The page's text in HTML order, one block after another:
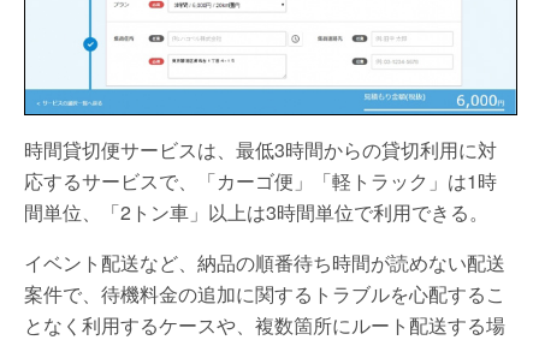
時間貸切便サービスは、最低3時間からの貸切利用に対
応するサービスで、「カーゴ便」「軽トラック」は1時
間単位、「2トン車」以上は3時間単位で利用できる。
イベント配送など、納品の順番待ち時間が読めない配送
案件で、待機料金の追加に関するトラブルを心配するこ
となく利用するケースや、複数箇所にルート配送する場